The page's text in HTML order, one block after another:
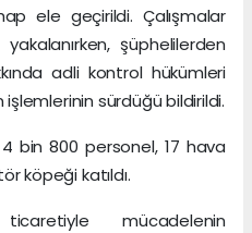
ele geçirildi. Çalışmalar
şüphelilerden
adli kontrol hükümleri
işlemlerinin sürdüğü bildirildi.
bin 800 personel, 17 hava
köpeği katıldı.
mücadelenin